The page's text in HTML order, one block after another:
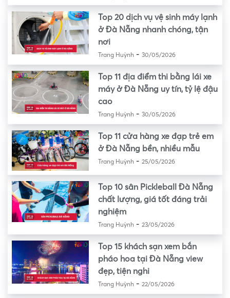
Top 20 dịch vụ vệ sinh máy lạnh
ở Đà Nẵng nhanh chóng, tận
nơi
Trang Huỳnh- 30/05/2026
Top 11 địa điểm thi bằng lái xe
máy ở Đà Nẵng uy tín, tỷ lệ đậu
cao
Trang Huỳnh- 30/05/2026
Top 11 cửa hàng xe đạp trẻ em
ở Đà Nẵng bền, nhiều mẫu
Trang Huỳnh- 25/05/2026
Top 10 sân Pickleball Đà Nẵng
chất lượng, giá tốt đáng trải
nghiệm
Trang Huỳnh- 23/05/2026
Top 15 khách sạn xem bắn
pháo hoa tại Đà Nẵng view
đẹp, tiện nghi
Trang Huỳnh- 22/05/2026